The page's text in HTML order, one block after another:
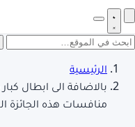
الرئيسية
بالاضافة الى ابطال
منافسات هذه الجائزة